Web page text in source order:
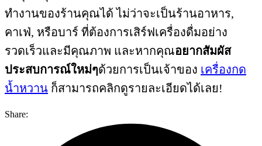
ทำงานของร้านคุณได้ ไม่ว่าจะเป็นร้านอาหาร,
คาเฟ่, หรือบาร์ ที่ต้องการเสิร์ฟเครื่องดื่มอย่าง
รวดเร็วและมีคุณภาพ และหากคุณอยากสัมผัส
ประสบการณ์ใหม่ๆด้วยการเป็นเจ้าของ เครื่องกด
น้ำหวาน ก็สามารถคลิกดูรายละเอียดได้เลย!
Share: